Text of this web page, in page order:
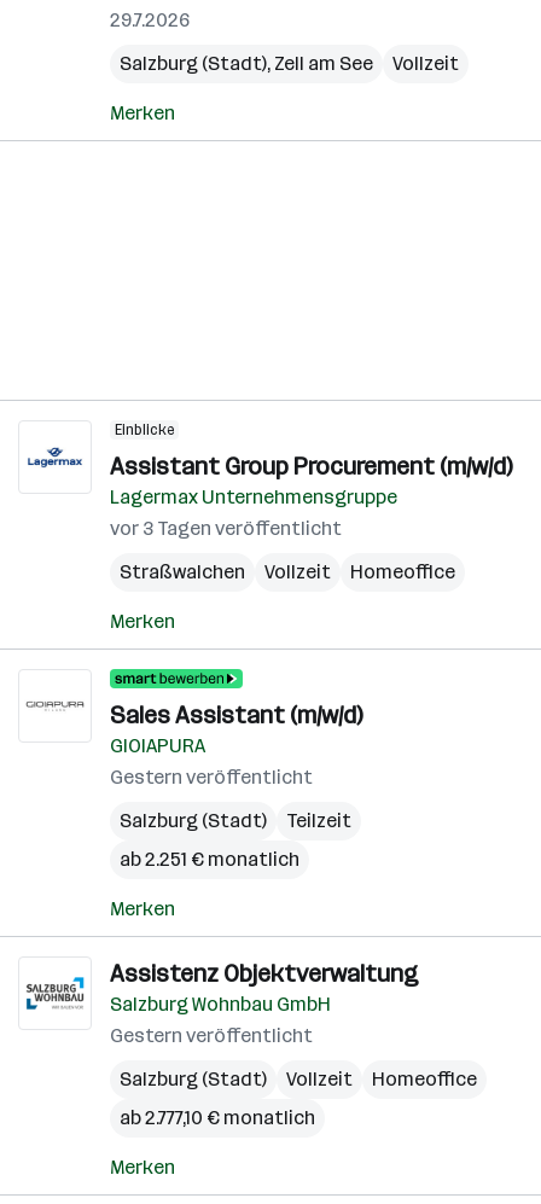
29.7.2026
Salzburg (Stadt), Zell am See Vollzeit
Merken
Einblicke
Assistant Group Procurement (m/w/d)
Lagermax Unternehmensgruppe
vor 3 Tagen veröffentlicht
Straßwalchen
Vollzeit Homeoffice
Merken
Sales Assistant (m/w/d)
GIOIAPURA
Gestern veröffentlicht
Salzburg (Stadt)
Teilzeit
ab 2.251 € monatlich
Merken
Assistenz Objektverwaltung
Salzburg Wohnbau GmbH
Gestern veröffentlicht
Salzburg (Stadt)
Vollzeit
Homeoffice
ab 2.777,10 € monatlich
Merken